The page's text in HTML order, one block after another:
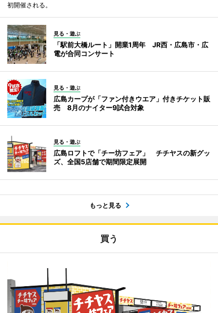
初開催される。
見る・遊ぶ
「駅前大橋ルート」開業1周年 JR西・広島市・広
電が合同コンサート
見る・遊ぶ
広島カープが「ファン付きウエア」付きチケット販
売 8月のナイター9試合対象
見る・遊ぶ
広島ロフトで「チー坊フェア」 チチヤスの新グッ
ズ、全国5店舗で期間限定展開
もっと見る
買う